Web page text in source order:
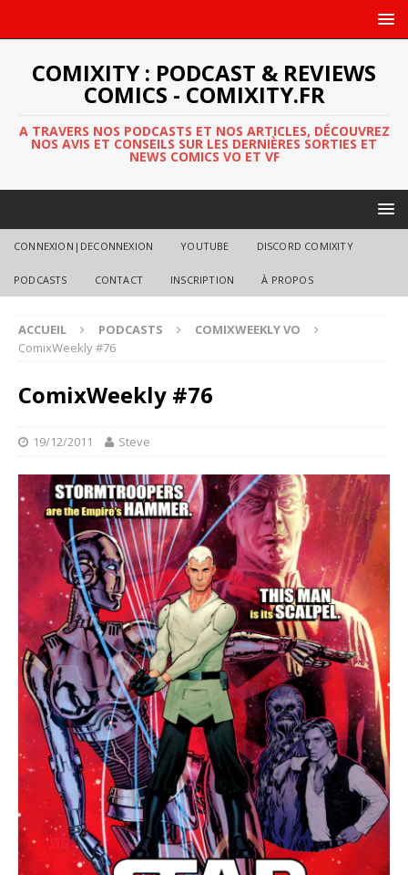
COMIXITY : PODCAST & REVIEWS
COMICS - COMIXITY.FR
A TRAVERS NOS PODCASTS ET NOS ARTICLES, DÉCOUVREZ
NOS AVIS ET CONSEILS SUR LES DERNIÈRES SORTIES ET
NEWS COMICS VO ET VF
CONNEXION|DECONNEXION YOUTUBE DISCORD COMIXITY
PODCASTS CONTACT INSCRIPTION À PROPOS
ACCUEIL PODCASTS
COMIXWEEKLY VO
ComixWeekly #76
ComixWeekly #76
19/12/2011 Steve